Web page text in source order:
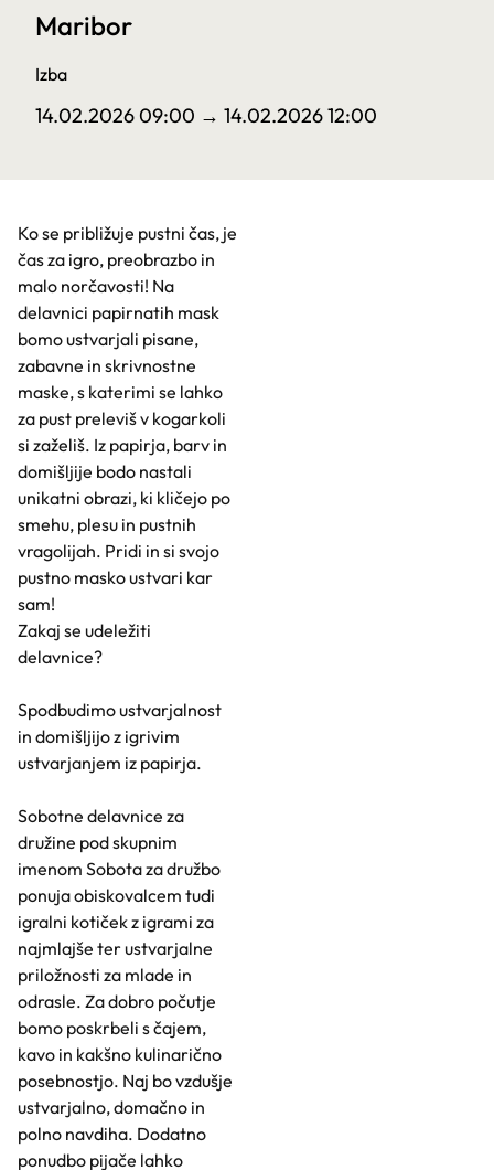
Maribor
Izba
14.02.2026 09:00 → 14.02.2026 12:00
Ko se približuje pustni čas, je
čas za igro, preobrazbo in
malo norčavosti! Na
delavnici papirnatih mask
bomo ustvarjali pisane,
zabavne in skrivnostne
maske, s katerimi se lahko
za pust preleviš v kogarkoli
si zaželiš. Iz papirja, barv in
domišljije bodo nastali
unikatni obrazi, ki kličejo po
smehu, plesu in pustnih
vragolijah. Pridi in si svojo
pustno masko ustvari kar
sam!
Zakaj se udeležiti
delavnice?
Spodbudimo ustvarjalnost
in domišljijo z igrivim
ustvarjanjem iz papirja.
Sobotne delavnice za
družine pod skupnim
imenom Sobota za družbo
ponuja obiskovalcem tudi
igralni kotiček z igrami za
najmlajše ter ustvarjalne
priložnosti za mlade in
odrasle. Za dobro počutje
bomo poskrbeli s čajem,
kavo in kakšno kulinarično
posebnostjo. Naj bo vzdušje
ustvarjalno, domačno in
polno navdiha. Dodatno
ponudbo pijače lahko